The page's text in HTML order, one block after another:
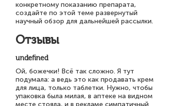
конкретному показанию препарата,
создайте по этой теме развернутый
научный обзор для дальнейшей рассылки.
Отзывы
undefined
Ой, божечки! Всё так сложно. Я тут
подумала: а ведь это как продавать крем
для лица, только таблетки. Нужно, чтобы
упаковка была милая, в аптеке на видном
месте стояла, и в рекламе симпатичный